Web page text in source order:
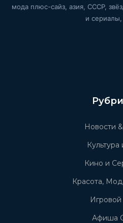
мода плюс-сайз, азия, СССР,
и
Новости
Культура
Кино и
Красота,
Афиша